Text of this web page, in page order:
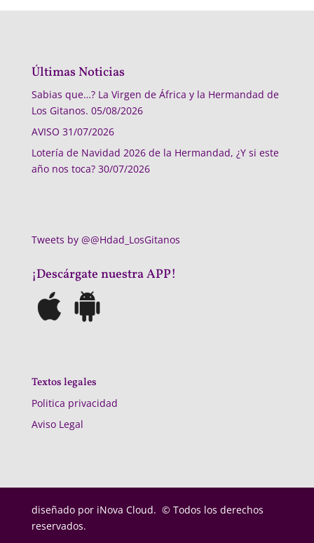
Últimas Noticias
Sabias que…? La Virgen de África y la Hermandad de
Los Gitanos. 05/08/2026
AVISO 31/07/2026
Lotería de Navidad 2026 de la Hermandad, ¿Y si este
año nos toca? 30/07/2026
Tweets by @@Hdad_LosGitanos
¡Descárgate nuestra APP!
Textos legales
Politica privacidad
Aviso Legal
diseñado por iNova Cloud. © Todos los derechos
reservados.